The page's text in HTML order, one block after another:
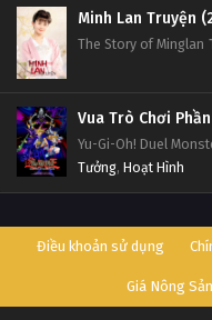
Minh Lan Truyện
The Story of Minglan
Yu-Gi-Oh! Duel
Tưởng, Hoạt Hình
Điều khoản sử dụng
Giá Nông Sản